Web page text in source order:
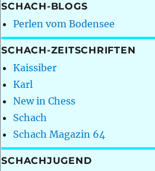
SCHACH-BLOGS
Perlen vom Bodensee
SCHACH-ZEITSCHRIFTEN
Kaissiber
Karl
New in Chess
Schach
Schach Magazin 64
SCHACHJUGEND